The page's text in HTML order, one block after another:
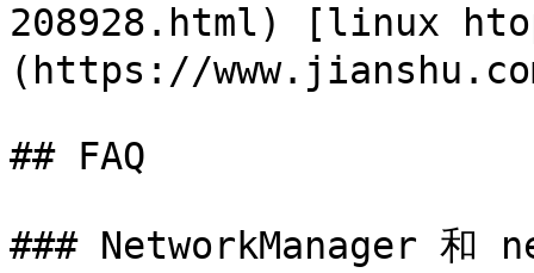
208928.html) [linux htop
(https://
## FAQ
### NetworkManager 和